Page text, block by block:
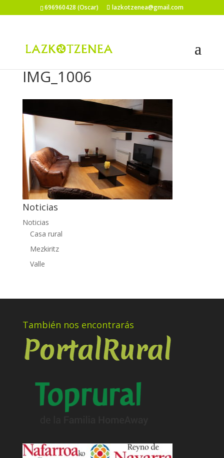
696960428 (Oscar) lazkotzenea@gmail.com
IMG_1006
Noticias
Noticias
Casa rural
Mezkiritz
Valle
También nos encontrarás